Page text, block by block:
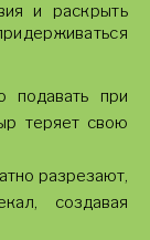
и раскрыть
при
теряет свою
разрезают,
создавая